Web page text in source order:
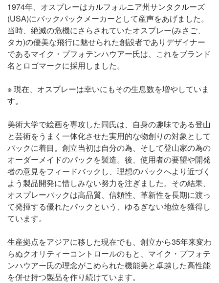
1974年、オスプレーはカルフォルニア州サンタクルーズ
(USA)にバックパックメーカーとして産声をあげました。
当時、絶滅の危機にさらされていたオスプレー(みさご、
タカ)の優美な飛行に魅せられた創設者でありデザイナー
であるマイク・プフォテンハウアー氏は、これをブランド
名とロゴマークに採用しました。
※ 現在、オスプレーは幸いにもその生息数を増やしていま
す。
美術大学で絵画を専攻した同氏は、自身の趣味である登山
と芸術をうまく一体化させた実用的な物創りの対象として
パックに着目。創立当初は自分の為、そして登山家の為の
オーダーメイドのパックを製造。後、使用者の要望や開発
者の意見をフィードバックし、理想のパックへより近づく
よう製品開発に惜しみない努力を注ぎました。その結果、
オスプレーパックは高品質、信頼性、革新性を長期に渡っ
て発揮する優れたパックという、ゆるぎない地位を獲得し
ています。
生産拠点をアジアに移した現在でも、創立から35年来変わ
らぬクオリティーコントロールのもと、マイク・プフォテ
ンハウアー氏の理念がこめられた機能美と卓越した高性能
を併せ持つ製品を作り続けています。